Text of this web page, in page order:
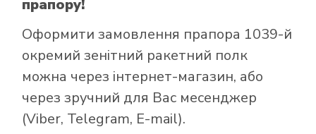
прапору!
Оформити замовлення прапора 1039-й
окремий зенітний ракетний полк
можна через інтернет-магазин, або
через зручний для Вас месенджер
(Viber, Telegram, E-mail).